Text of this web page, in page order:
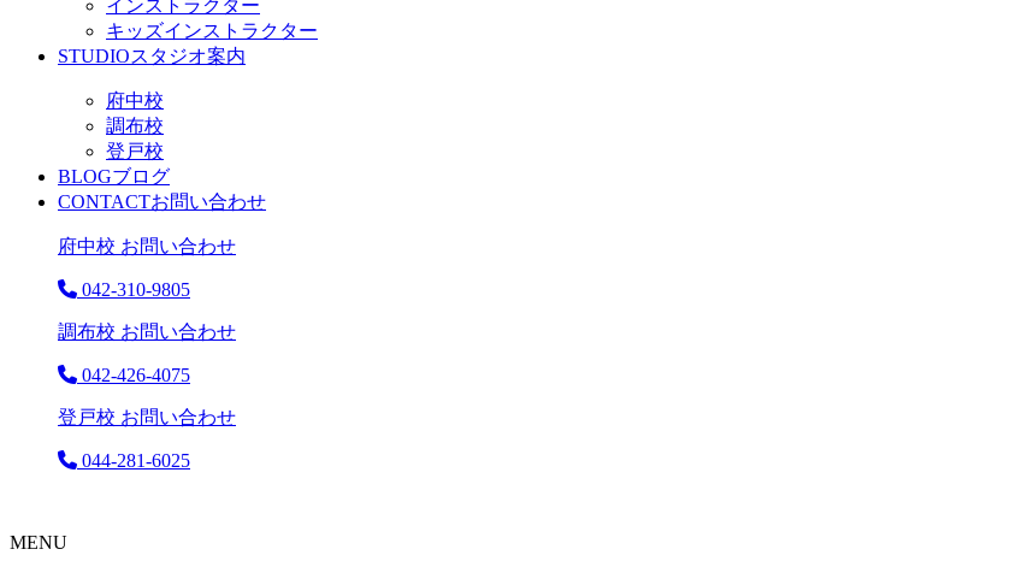
インストラクター
キッズインストラクター
STUDIOスタジオ案内
府中校
調布校
登戸校
BLOGブログ
CONTACTお問い合わせ
府中校 お問い合わせ
042-310-9805
調布校 お問い合わせ
042-426-4075
登戸校 お問い合わせ
044-281-6025
MENU